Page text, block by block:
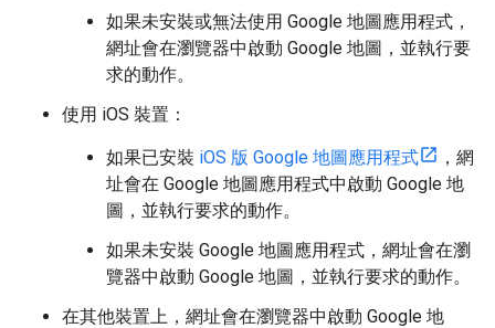
如果未安裝或無法使用 Google 地圖應用程式，
網址會在瀏覽器中啟動 Google 地圖，並執行要
求的動作。
使用 iOS 裝置：
如果已安裝 iOS 版 Google 地圖應用程式
，網
址會在 Google 地圖應用程式中啟動 Google 地
圖，並執行要求的動作。
如果未安裝 Google 地圖應用程式，網址會在瀏
覽器中啟動 Google 地圖，並執行要求的動作。
在其他裝置上，網址會在瀏覽器中啟動 Google 地